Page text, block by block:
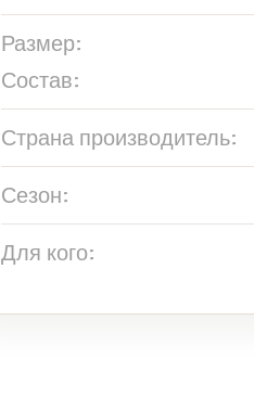
Размер:
Состав:
Страна производитель:
Сезон:
Для кого: